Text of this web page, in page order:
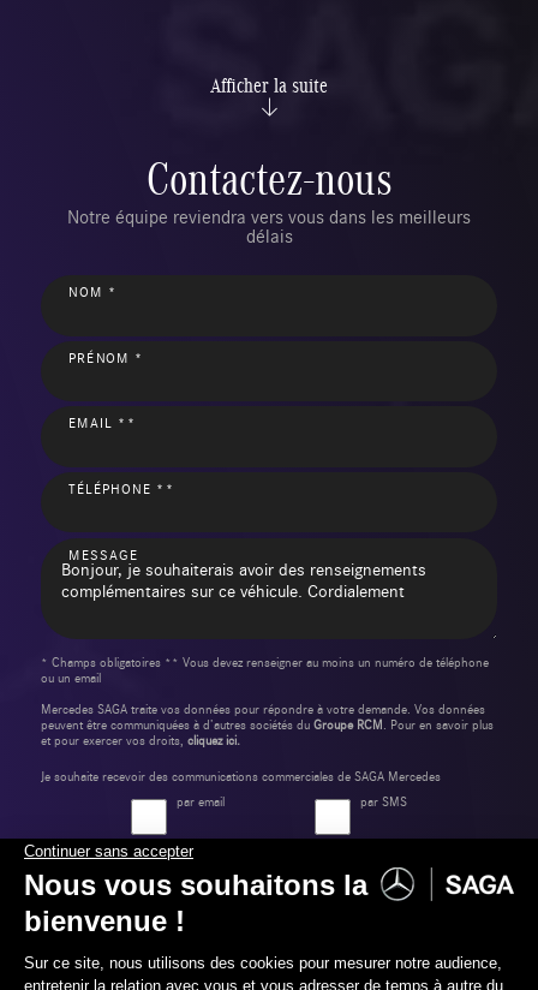
Afficher la suite
Contactez-nous
Notre équipe reviendra vers vous dans les meilleurs
délais
NOM *
PRÉNOM *
EMAIL **
TÉLÉPHONE **
MESSAGE
* Champs obligatoires ** Vous devez renseigner au moins un numéro de téléphone
ou un email
Mercedes SAGA traite vos données pour répondre à votre demande. Vos données
peuvent être communiquées à d’autres sociétés du Groupe RCM . Pour en savoir plus
et pour exercer vos droits, cliquez ici.
Je souhaite recevoir des communications commerciales de SAGA Mercedes
par email
par SMS
Envoyer ma demande